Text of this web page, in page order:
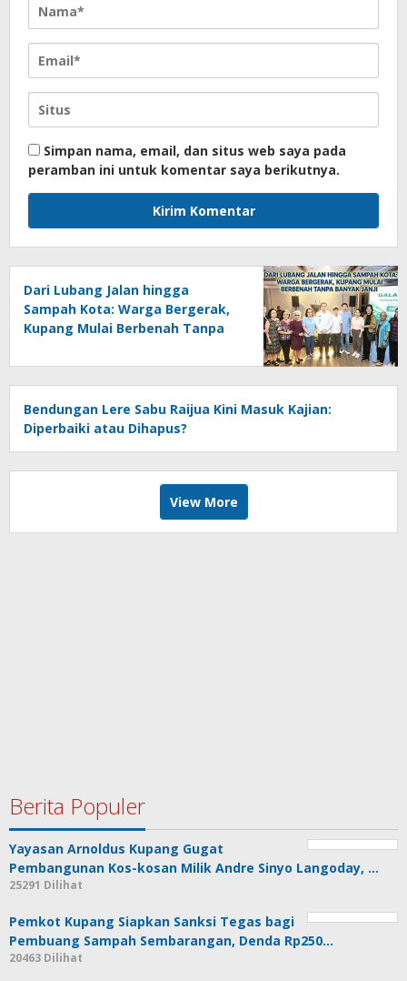
Simpan nama, email, dan situs web saya pada
peramban ini untuk komentar saya berikutnya.
Dari Lubang Jalan hingga
Sampah Kota: Warga Bergerak,
Kupang Mulai Berbenah Tanpa
Bendungan Lere Sabu Raijua Kini Masuk Kajian:
Diperbaiki atau Dihapus?
View More
Berita Populer
Yayasan Arnoldus Kupang Gugat
Pembangunan Kos-kosan Milik Andre Sinyo Langoday, …
25291 Dilihat
Pemkot Kupang Siapkan Sanksi Tegas bagi
Pembuang Sampah Sembarangan, Denda Rp250…
20463 Dilihat